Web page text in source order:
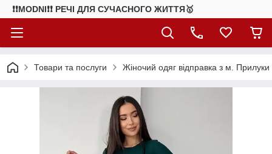
❗❗MODNI❗❗ РЕЧІ ДЛЯ СУЧАСНОГО ЖИТТЯ🥇
Товари та послуги Жіночий одяг відправка з м. Прилуки